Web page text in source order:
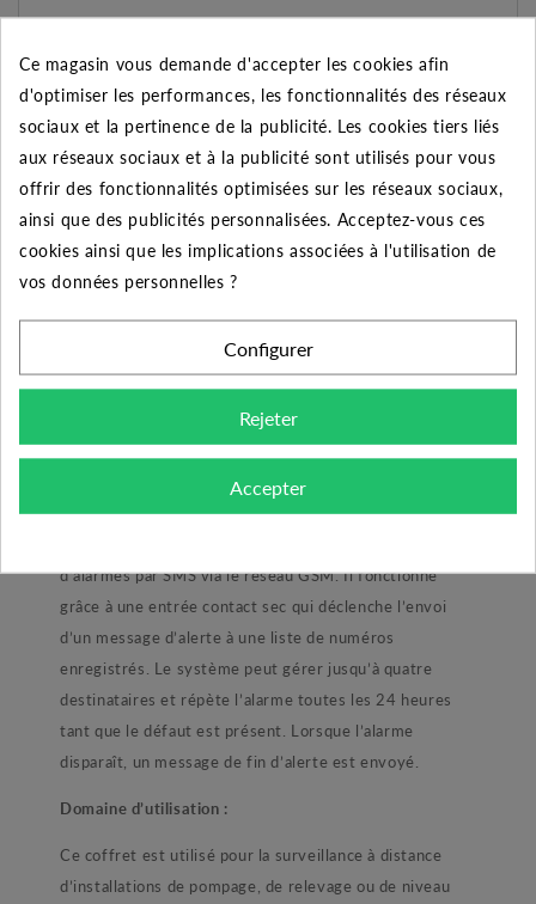
REMISE SUR LA QUANTITÉ
Appliquée dans le panier
5 2% Jusqu'à52,65 €
50 10%
DESCRIPTION DU PRODUIT
d’alarmes par SMS via le réseau GSM. Il fonctionne
grâce à une entrée contact sec qui déclenche l’envoi
d’un message d’alerte à une liste de numéros
enregistrés. Le système peut gérer jusqu’à quatre
destinataires et répète l’alarme toutes les 24 heures
tant que le défaut est présent. Lorsque l’alarme
disparaît, un message de fin d’alerte est envoyé.
Domaine d’utilisation :
Ce coffret est utilisé pour la surveillance à distance
d’installations de pompage, de relevage ou de niveau
Ce magasin vous demande d'accepter les cookies afin
d'optimiser les performances, les fonctionnalités des réseaux
sociaux et la pertinence de la publicité. Les cookies tiers liés
aux réseaux sociaux et à la publicité sont utilisés pour vous
offrir des fonctionnalités optimisées sur les réseaux sociaux,
ainsi que des publicités personnalisées. Acceptez-vous ces
cookies ainsi que les implications associées à l'utilisation de
vos données personnelles ?
Configurer
Rejeter
Accepter